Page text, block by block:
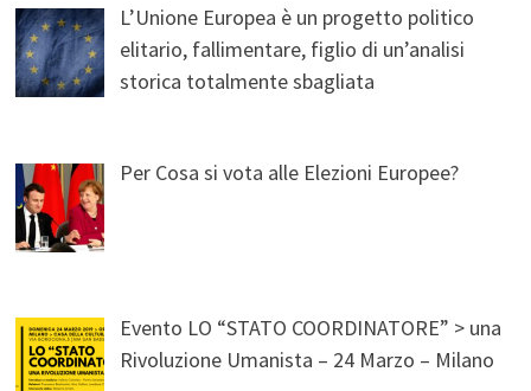
L’Unione Europea è un progetto politico
elitario, fallimentare, figlio di un’analisi
storica totalmente sbagliata
Per Cosa si vota alle Elezioni Europee?
Evento LO “STATO COORDINATORE” > una
Rivoluzione Umanista – 24 Marzo – Milano